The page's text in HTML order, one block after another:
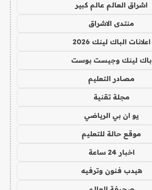
اشراق العالم عالم كبير
منتدى الاشراق
اعلانات الباك لينك 2026
باك لينك وجيست بوست
مصادر التعليم
مجلة تقنية
يو ان بي الرياضي
موقع حالة للتعليم
اخبار 24 ساعة
هيدب فنون وترفيه